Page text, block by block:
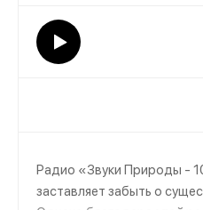
Радио «Звуки Природы -
заставляет забыть о